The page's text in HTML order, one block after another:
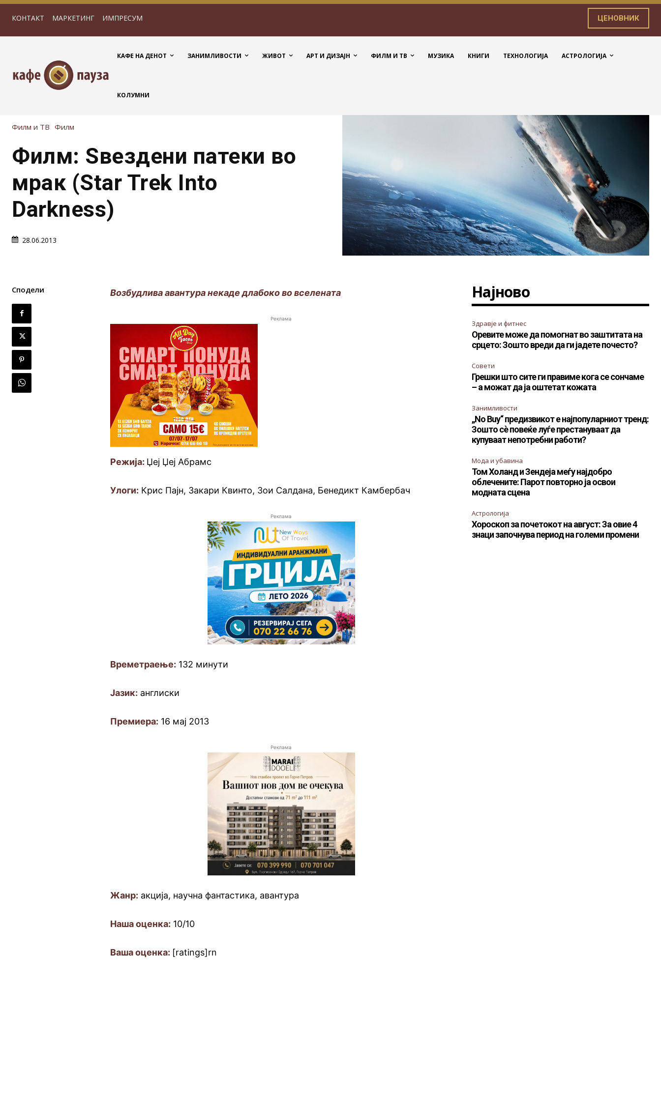
КОНТАКТ МАРКЕТИНГ ИМПРЕСУМ ЦЕНОВНИК
КАФЕ НА ДЕНОТ ЗАНИМЛИВОСТИ ЖИВОТ АРТ И ДИЗАЈН ФИЛМ И ТВ МУЗИКА КНИГИ ТЕХНОЛОГИЈА АСТРОЛОГИЈА
КОЛУМНИ
Филм и ТВ Филм
Филм: Ѕвездени патеки во
мрак (Star Trek Into
Darkness)
28.06.2013
Сподели Возбудлива авантура некаде длабоко во вселената
Реклама
Режија: Џеј Џеј Абрамс
Улоги: Крис Пајн, Закари Квинто, Зои Салдана, Бенедикт Камбербач
Реклама
Времетраење: 132 минути
Јазик: англиски
Премиера: 16 мај 2013
Реклама
Жанр: акција, научна фантастика, авантура
Наша оценка: 10/10
Ваша оценка: [ratings]rn
Најново
Здравје и фитнес
Оревите може да помогнат во заштитата на
срцето: Зошто вреди да ги јадете почесто?
Совети
Грешки што сите ги правиме кога се сончаме
– а можат да ја оштетат кожата
Занимливости
„No Buy“ предизвикот е најпопуларниот тренд:
Зошто сè повеќе луѓе престануваат да
купуваат непотребни работи?
Мода и убавина
Том Холанд и Зендеја меѓу најдобро
облечените: Парот повторно ја освои
модната сцена
Астрологија
Хороскоп за почетокот на август: За овие 4
знаци започнува период на големи промени